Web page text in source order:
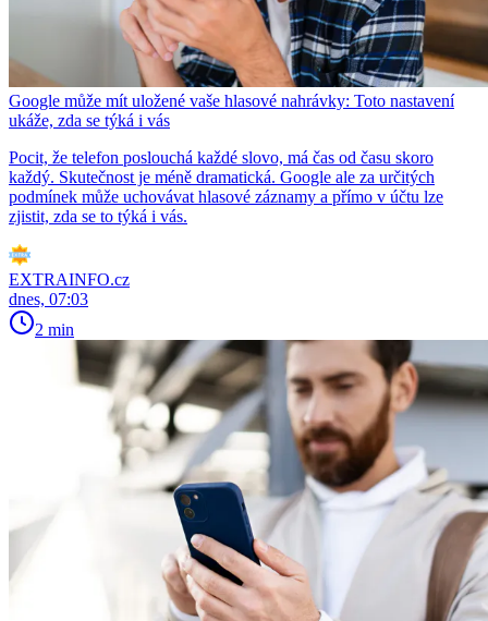
Google může mít uložené vaše hlasové nahrávky: Toto nastavení
ukáže, zda se týká i vás
Pocit, že telefon poslouchá každé slovo, má čas od času skoro
každý. Skutečnost je méně dramatická. Google ale za určitých
podmínek může uchovávat hlasové záznamy a přímo v účtu lze
zjistit, zda se to týká i vás.
EXTRAINFO.cz
dnes, 07:03
2 min